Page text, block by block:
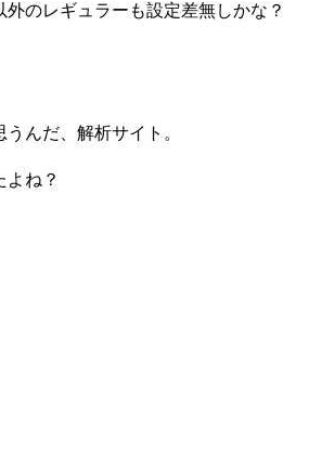
のレギュラーも設定差無しかな？
んだ、解析サイト。
よね？